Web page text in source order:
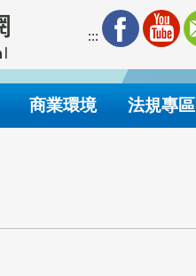
:::
商業環境 法規專區